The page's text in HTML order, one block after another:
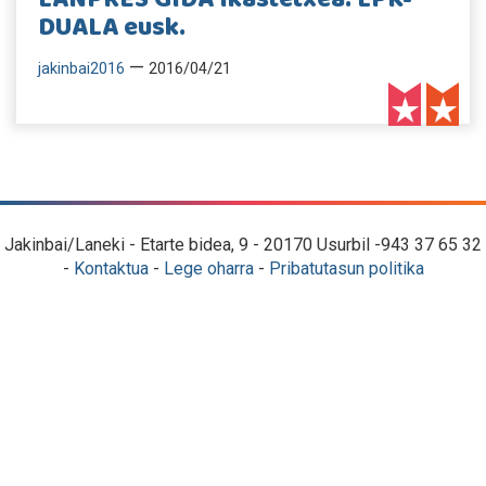
DUALA eusk.
jakinbai2016 — 2016/04/21
Jakinbai/Laneki - Etarte bidea, 9 - 20170 Usurbil -943 37 65 32
- Kontaktua- Lege oharra- Pribatutasun politika